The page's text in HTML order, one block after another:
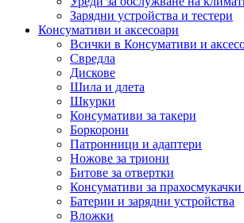
Зарядни устройства и тестери
Консумативи и аксесоари
Всички в Консумативи и
Свредла
Дискове
Шила и длета
Шкурки
Консумативи за такери
Боркорони
Патронници и адаптери
Ножове за триони
Битове за отвертки
Консумативи за
Батерии и зарядни устройства
Вложки